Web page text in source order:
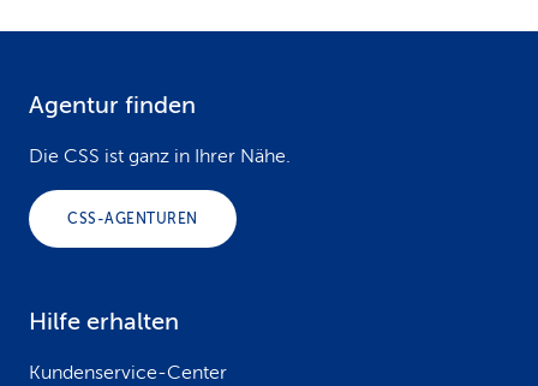
Agentur finden
Die CSS ist ganz in Ihrer Nähe.
CSS-AGENTUREN
Hilfe erhalten
Kundenservice-Center